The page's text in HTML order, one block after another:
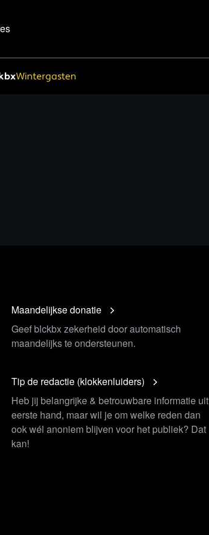
Wintergasten
Maandelijkse donatie
Geef blckbx zekerheid door automatisch
maandelijks te ondersteunen.
Tip de redactie (klokkenluiders)
Heb jij belangrijke & betrouwbare informatie uit
eerste hand, maar wil je om welke reden dan
ook wél anoniem blijven voor het publiek? Dat
kan!